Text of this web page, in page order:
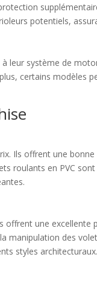
potentiels,
leur système de
certains modèles
Ils offrent une
roulants en PVC
offrent une
manipulation des
styles architecturaux.